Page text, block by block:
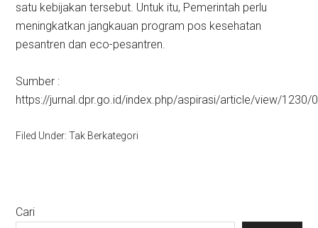
satu kebijakan tersebut. Untuk itu, Pemerintah perlu
meningkatkan jangkauan program pos kesehatan
pesantren dan eco-pesantren.
Sumber :
https://jurnal.dpr.go.id/index.php/aspirasi/article/view/1230/0
Filed Under: Tak Berkategori
Primary
Cari